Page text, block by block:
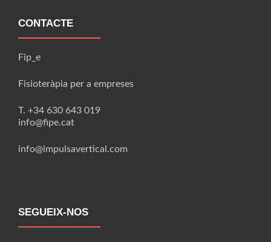
CONTACTE
Fip_e
Fisioteràpia per a empreses
T. +34 630 643 019
info@fipe.cat
info@impulsavertical.com
SEGUEIX-NOS